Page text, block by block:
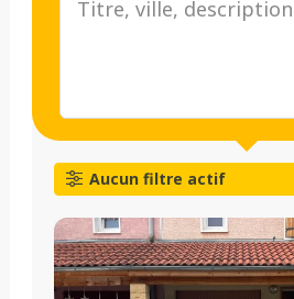
Aucun filtre actif